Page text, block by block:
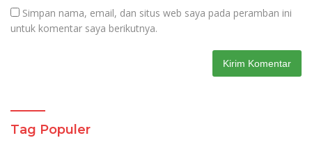
Simpan nama, email, dan situs web saya pada peramban ini
untuk komentar saya berikutnya.
Tag Populer